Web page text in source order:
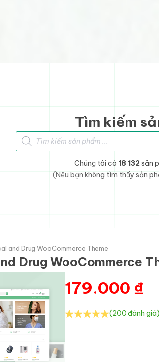
Tìm kiếm
Tìm kiếm sản phẩm
Chúng tôi có 18.132 sản
(Nếu bạn không tìm thấy sản
and Drug WooCommerce Theme
Drug WooCommerce
179.000 ₫
(200 đánh giá)